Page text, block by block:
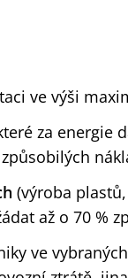
ve výši
za energie
(výroba
až o 70 %
ve